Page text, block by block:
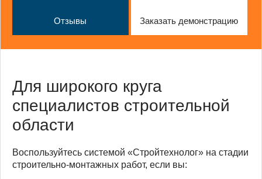
Отзывы Заказать демонстрацию
Для широкого круга
специалистов строительной
области
Воспользуйтесь системой «Стройтехнолог» на стадии
строительно-монтажных работ, если вы: